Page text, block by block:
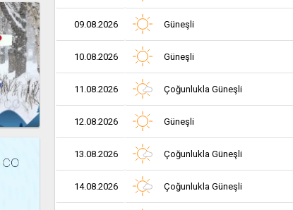
09.08.2026 Güneşli
10.08.2026 Güneşli
11.08.2026 Çoğunlukla Güneşli
12.08.2026 Güneşli
13.08.2026 Çoğunlukla Güneşli
14.08.2026 Çoğunlukla Güneşli